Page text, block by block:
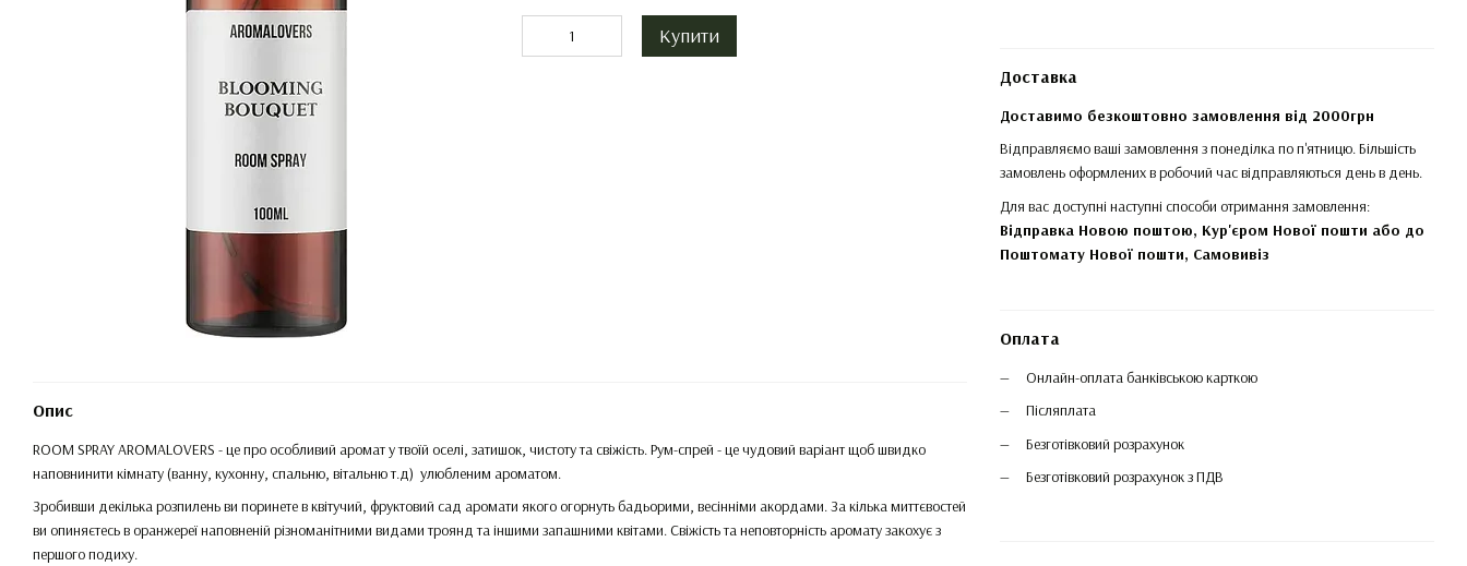
Купити
Доставка
Доставимо безкоштовно замовлення від 2000грн
Відправляємо ваші замовлення з понеділка по п'ятницю. Більшість
замовлень оформлених в робочий час відправляються день в день.
Для вас доступні наступні способи отримання замовлення:
Відправка Новою поштою, Кур'єром Нової пошти або до
Поштомату Нової пошти, Самовивіз
Оплата
Онлайн-оплата банківською карткою
Післяплата
Безготівковий розрахунок
Безготівковий розрахунок з ПДВ
Опис
ROOM SPRAY AROMALOVERS - це про особливий аромат у твоїй оселі, затишок, чистоту та свіжість. Рум-спрей - це чудовий варіант щоб швидко
наповнинити кімнату (ванну, кухонну, спальню, вітальню т.д) улюбленим ароматом.
Зробивши декілька розпилень ви поринете в квітучий, фруктовий сад аромати якого огорнуть бадьорими, весінніми акордами. За кілька миттєвостей
ви опиняєтесь в оранжереї наповненій різноманітними видами троянд та іншими запашними квітами. Свіжість та неповторність аромату закохує з
першого подиху.